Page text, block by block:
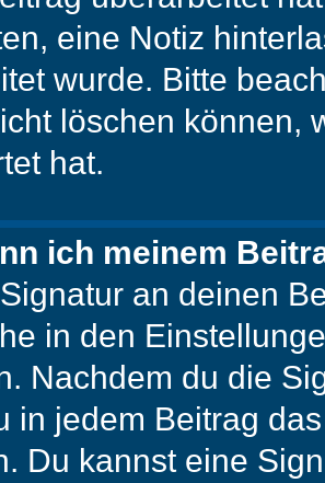
eine Notiz
wurde. Bitte
löschen können,
hat.
ich meinem
an deinen
in den
Nachdem du die
in jedem Beitrag
Du kannst eine